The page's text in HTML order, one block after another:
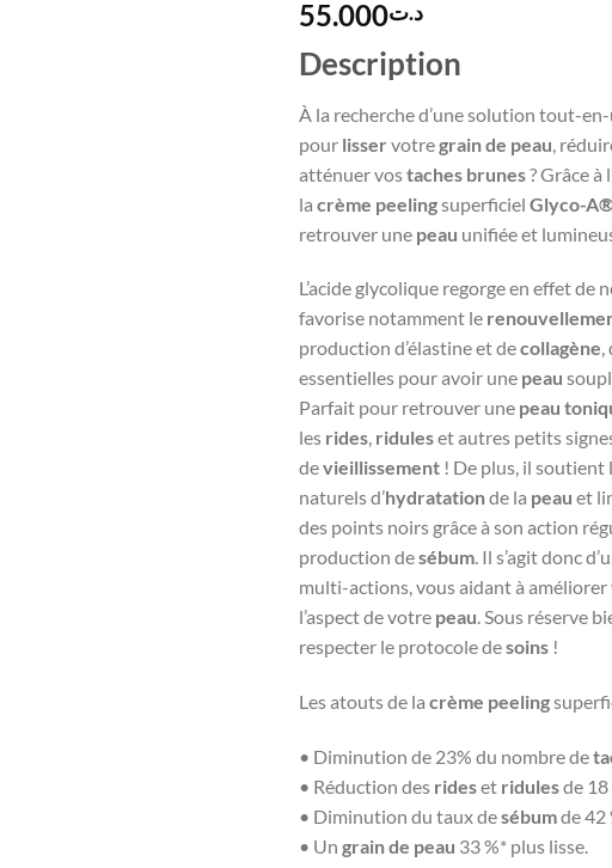
د.ت55.000
Description
À la recherche d’une solution tout-
pour lisser votregrain de peau ,
atténuer vostaches brunes? Grâce à
la crème peelingsuperficiel Glyco-
retrouver une peau unifiée et
L’acide glycolique regorge en effet de
favorise notamment le
production d’élastine et decollagène,
essentielles pour avoir une peau
Parfait pour retrouver une peau
les rides, riduleset autres petits
devieillissement ! De plus, il soutient
naturels d’hydratationde la peau et
des points noirs grâce à son action
production desébum. Il s’agit donc
multi-actions, vous aidant à
l’aspect de votre peau. Sous réserve
respecter le protocole desoins !
Les atouts de la crème peeling
• Diminution de 23% du nombre de
• Réduction des rideset ridulesde 18
• Diminution du taux desébumde 42
• Un grain de peau 33 %* plus lisse.